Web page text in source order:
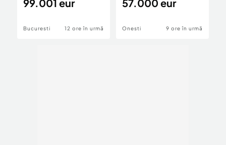
99.001 eur
Bucuresti 12 ore în urmă
57.000 eur
Onesti 9 ore în urmă